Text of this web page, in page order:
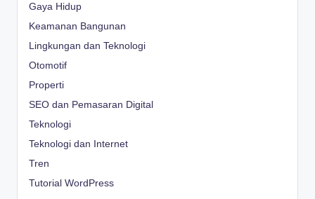
Gaya Hidup
Keamanan Bangunan
Lingkungan dan Teknologi
Otomotif
Properti
SEO dan Pemasaran Digital
Teknologi
Teknologi dan Internet
Tren
Tutorial WordPress